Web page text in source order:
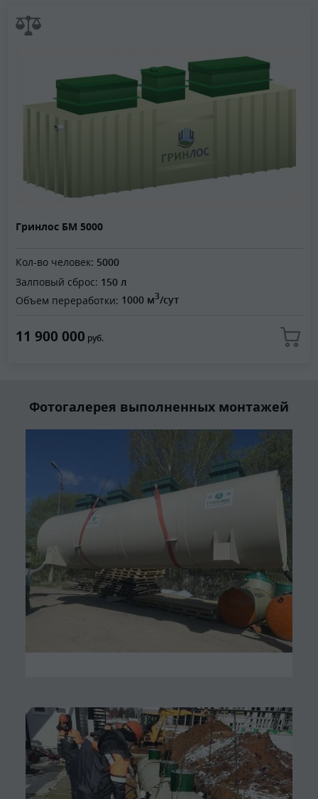
Гринлос БМ 5000
Кол-во человек: 5000
Залповый сброс: 150 л
Объем переработки: 1000 м3/сут
11 900 000 руб.
Фотогалерея выполненных монтажей